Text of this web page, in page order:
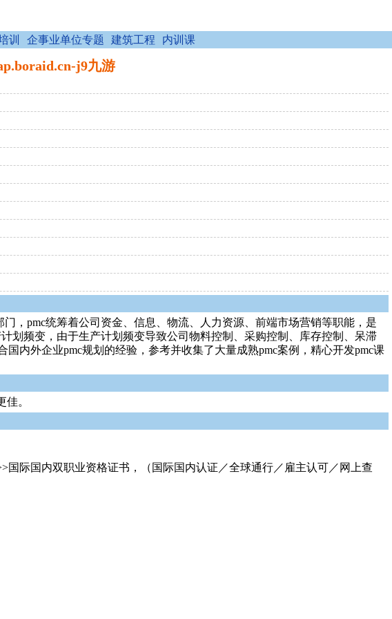
训 企事业单位专题 建筑工程 内训课
j9九游
，pmc统筹着公司资金、信息、物流、人力资源、前端市场营销等职能，是
划频变，由于生产计划频变导致公司物料控制、采购控制、库存控制、呆滞
内外企业pmc规划的经验，参考并收集了大量成熟pmc案例，精心开发pmc课
。
际国内双职业资格证书，（国际国内认证／全球通行／雇主认可／网上查